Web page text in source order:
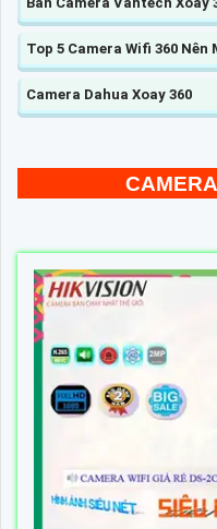
Top 5 Camera Wifi 360 Nên
Camera Dahua Xoay 360